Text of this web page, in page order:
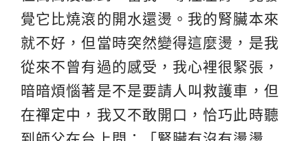
覺它比燒滾的開水還燙。我的腎臟本來
就不好，但當時突然變得這麼燙，是我
從來不曾有過的感受，我心裡很緊張，
暗暗煩惱著是不是要請人叫救護車，但
在禪定中，我又不敢開口，恰巧此時聽